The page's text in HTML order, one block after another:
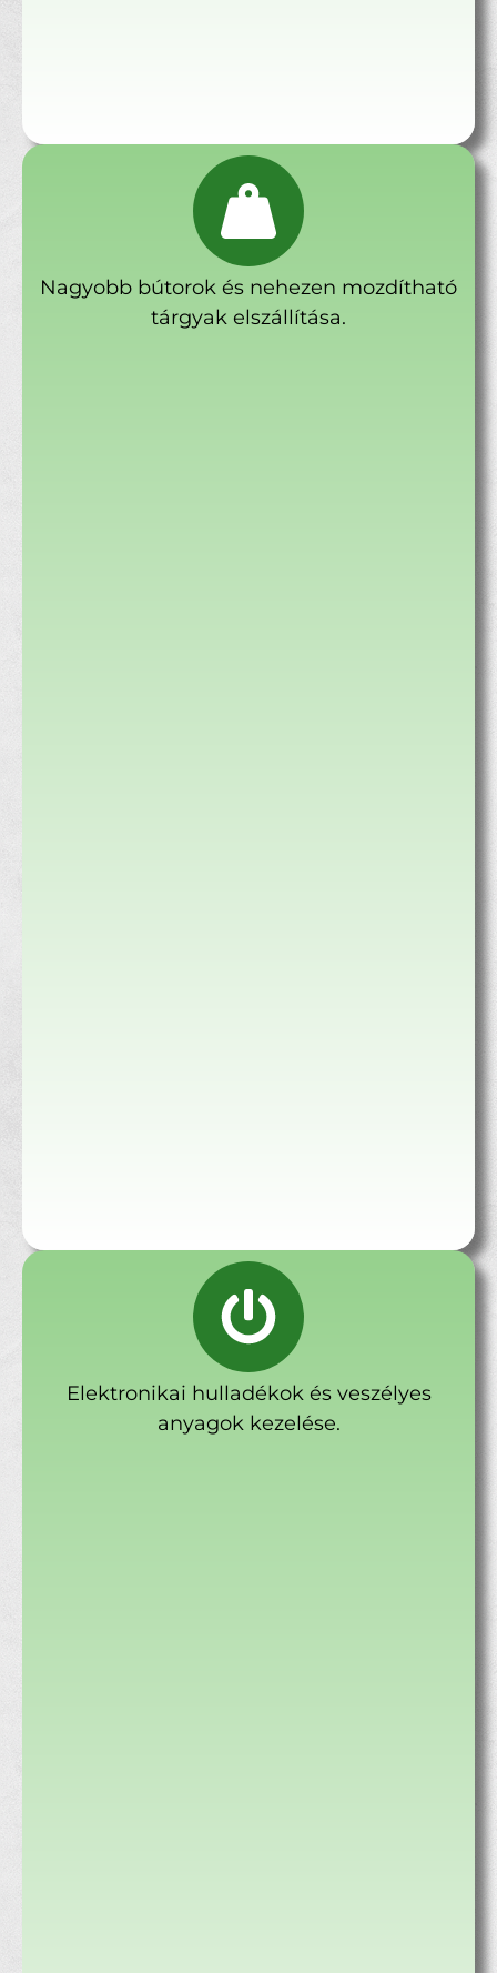
Nagyobb bútorok és nehezen mozdítható
tárgyak elszállítása.
Elektronikai hulladékok és veszélyes
anyagok kezelése.